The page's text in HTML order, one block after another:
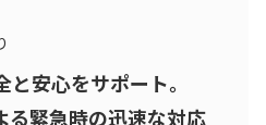
安心をサポート。
る緊急時の迅速な対応